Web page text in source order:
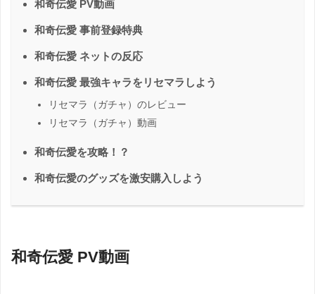
和奇伝愛 PV動画
和奇伝愛 事前登録特典
和奇伝愛 ネットの反応
和奇伝愛 最強キャラをリセマラしよう
リセマラ（ガチャ）のレビュー
リセマラ（ガチャ）動画
和奇伝愛を攻略！？
和奇伝愛のグッズを激安購入しよう
和奇伝愛 PV動画